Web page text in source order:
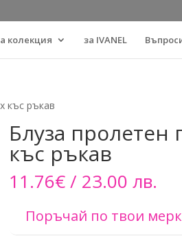
колекция за IVANEL
къс ръкав
Блуза пролетен
къс ръкав
11.76€/ 23.00 лв.
Поръчай по твои